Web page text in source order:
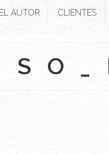
AUTOR CLIENTES